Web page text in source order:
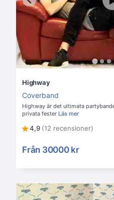
Highway
Coverband
Highway är det ultimata
privata fester Läs mer
4,9 (12 recensioner)
Från 30000 kr